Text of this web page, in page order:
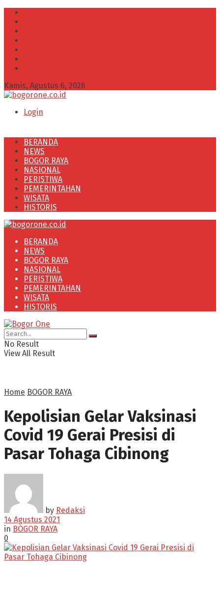
Kamis, Agustus 6, 2026
Login
BERANDA
NEWS
BOGOR RAYA
NASIONAL
PERISTIWA
PEMERINTAHAN
WISATA
HISTORIS
BERANDA
NEWS
BOGOR RAYA
NASIONAL
PERISTIWA
PEMERINTAHAN
WISATA
HISTORIS
No Result
View All Result
Home BOGOR RAYA
Kepolisian Gelar Vaksinasi
Covid 19 Gerai Presisi di
Pasar Tohaga Cibinong
by Redaksi
14 Agustus 2021
in BOGOR RAYA
0